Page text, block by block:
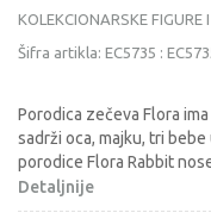
KOLEKCIONARSKE FIGURE
Šifra artikla: EC5735 :
Porodica zečeva Flora
sadrži oca, majku, tri
porodice Flora Rabbit
Detaljnije